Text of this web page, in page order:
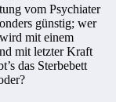
vom Psychiater
günstig; wer
mit einem
mit letzter Kraft
das Sterbebett